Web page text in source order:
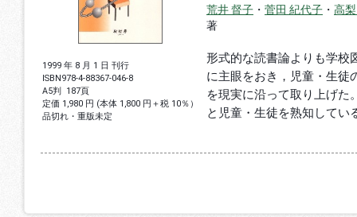
1999 年 8 月 1 日 刊行
ISBN978-4-88367-046-8
A5判 187頁
定価 1,980 円 (本体 1,800 円＋税 10％）
品切れ・重版未定
荒井 督子 ・ 菅田 紀代子 ・ 高
著
形式的な読書論よりも学校
に主眼をおき，児童・生徒
を現実に沿って取り上げた
と児童・生徒を熟知してい